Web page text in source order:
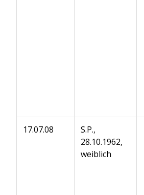
17.07.08
S.P.,
28.10.1962,
weiblich